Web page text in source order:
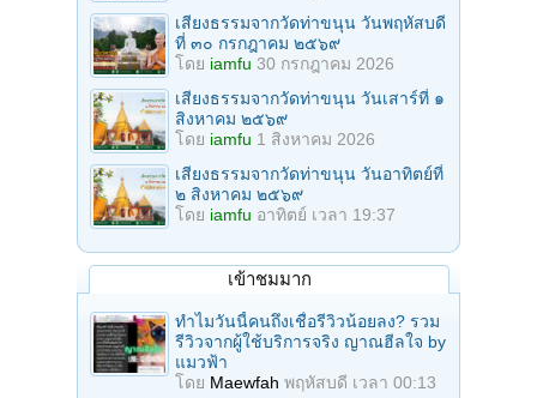
เสียงธรรมจากวัดท่าขนุน วันพฤหัสบดี
ที่ ๓๐ กรกฎาคม ๒๕๖๙
โดย iamfu 30 กรกฎาคม 2026
เสียงธรรมจากวัดท่าขนุน วันเสาร์ที่ ๑
สิงหาคม ๒๕๖๙
โดย iamfu 1 สิงหาคม 2026
เสียงธรรมจากวัดท่าขนุน วันอาทิตย์ที่
๒ สิงหาคม ๒๕๖๙
โดย iamfu อาทิตย์ เวลา 19:37
เข้าชมมาก
ทำไมวันนี้คนถึงเชื่อรีวิวน้อยลง? รวม
รีวิวจากผู้ใช้บริการจริง ญาณฮีลใจ by
แมวฟ้า
โดย Maewfah พฤหัสบดี เวลา 00:13